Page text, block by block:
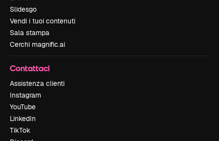
Slidesgo
Vendi i tuoi contenuti
Sala stampa
Cerchi magnific.ai
Contattaci
Assistenza clienti
Instagram
YouTube
LinkedIn
TikTok